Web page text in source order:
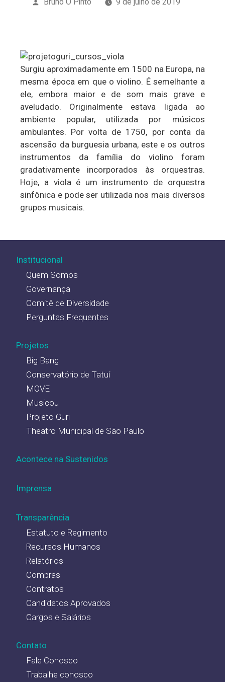
Surgiu aproximadamente em 1500 na Europa, na
mesma época em que o violino. É semelhante a
ele, embora maior e de som mais grave e
aveludado. Originalmente estava ligada ao
ambiente popular, utilizada por músicos
ambulantes. Por volta de 1750, por conta da
ascensão da burguesia urbana, este e os outros
instrumentos da família do violino foram
gradativamente incorporados às orquestras.
Hoje, a viola é um instrumento de orquestra
sinfônica e pode ser utilizada nos mais diversos
grupos musicais.
Institucional
Quem Somos
Governança
Comitê de Diversidade
Perguntas Frequentes
Projetos
Big Bang
Conservatório de Tatuí
MOVE
Musicou
Projeto Guri
Theatro Municipal de São Paulo
Acontece na Sustenidos
Imprensa
Transparência
Estatuto e Regimento
Recursos Humanos
Relatórios
Compras
Contratos
Candidatos Aprovados
Cargos e Salários
Contato
Fale Conosco
Trabalhe conosco